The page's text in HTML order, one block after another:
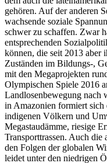
gehören. Auf der anderen
wachsende soziale
schwer zu schaffen. Zwar
entsprechenden
können, die seit 2013 aber
Zuständen im Bildungs-,
mit den Megaprojekten
Olympischen Spiele 2016
Landlosenbewegung nach
in Amazonien formiert sich
indigenen Völkern und
Megastaudämme, riesige
Transporttrassen. Auch die
den Folgen der globalen
leidet unter den niedrigen